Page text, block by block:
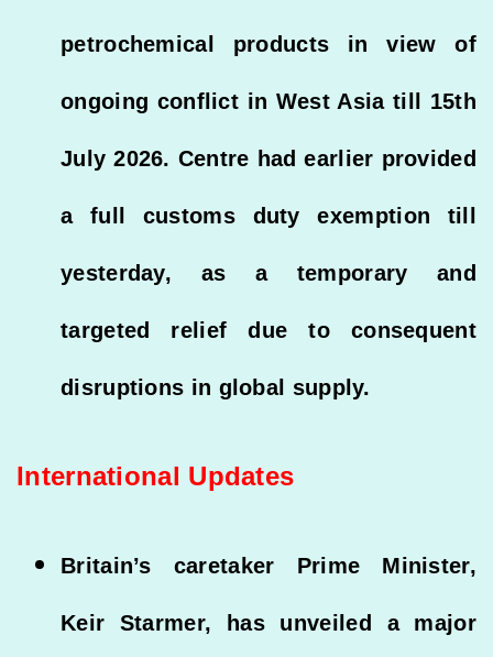
petrochemical products in view of
ongoing conflict in West Asia till 15th
July 2026. Centre had earlier provided
a full customs duty exemption till
yesterday, as a temporary and
targeted relief due to consequent
disruptions in global supply.
International Updates
Britain’s caretaker Prime Minister,
Keir Starmer, has unveiled a major